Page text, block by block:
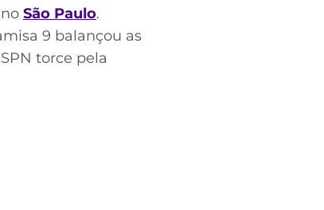
São Paulo.
9 balançou as
torce pela